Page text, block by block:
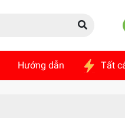
Hướng dẫn Tất